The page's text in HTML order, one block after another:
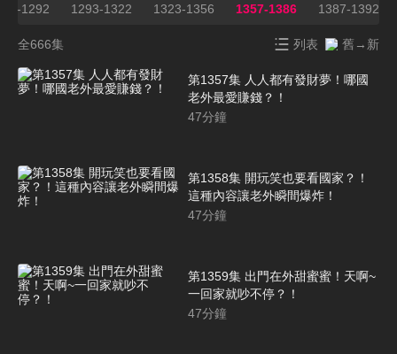
1292 1293-1322 1323-1356 1357-1386 1387-1392
全666集 列表 舊→新
第1357集 人人都有發財夢！哪國
老外最愛賺錢？！
47分鐘
第1358集 開玩笑也要看國家？！
這種內容讓老外瞬間爆炸！
47分鐘
第1359集 出門在外甜蜜蜜！天啊~
一回家就吵不停？！
47分鐘